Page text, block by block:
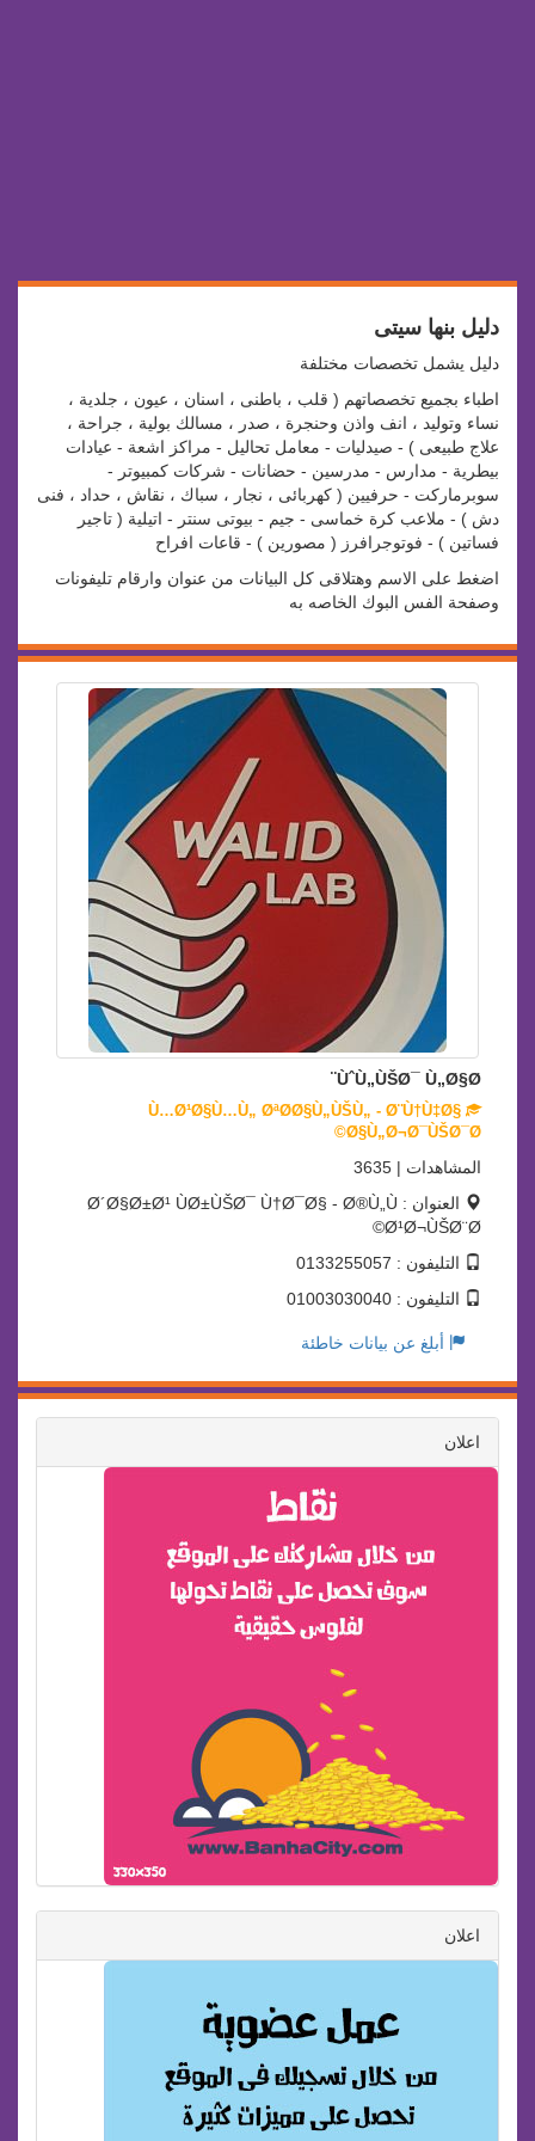
دليل بنها سيتى
دليل يشمل تخصصات مختلفة
اطباء بجميع تخصصاتهم ( قلب ، باطنى ، اسنان ، عيون ، جلدية ،
نساء وتوليد ، انف واذن وحنجرة ، صدر ، مسالك بولية ، جراحة ،
علاج طبيعى ) - صيدليات - معامل تحاليل - مراكز اشعة - عيادات
بيطرية - مدارس - مدرسين - حضانات - شركات كمبيوتر -
سوبرماركت - حرفيين ( كهربائى ، نجار ، سباك ، نقاش ، حداد ، فنى
دش ) - ملاعب كرة خماسى - جيم - بيوتى سنتر - اتيلية ( تاجير
فساتين ) - فوتوجرافرز ( مصورين ) - قاعات افراح
اضغط على الاسم وهتلاقى كل البيانات من عنوان وارقام تليفونات
وصفحة الفس البوك الخاصه به
ÙˆÙ„ÙŠØ¯ Ù„Ø§Ø¨
Ù…Ø¹Ø§Ù…Ù„ ØªØ­Ø§Ù„ÙŠÙ„ - Ø¨Ù†Ù‡Ø§
Ø§Ù„Ø¬Ø¯ÙŠØ¯Ø©
المشاهدات | 3635
العنوان : Ø´Ø§Ø±Ø¹ ÙØ±ÙŠØ¯ Ù†Ø¯Ø§ - Ø®Ù„Ù
Ø¹Ø¬ÙŠØ¨Ø©
التليفون : 0133255057
التليفون : 01003030040
أبلغ عن بيانات خاطئة
اعلان
اعلان